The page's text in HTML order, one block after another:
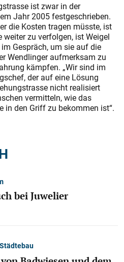
ist zwar in der
Jahr 2005 festgeschrieben.
die Kosten tragen müsste, ist
zu verfolgen, ist Weigel
Gespräch, um sie auf die
Wendlinger aufmerksam zu
kämpfen. „Wir sind im
der auf eine Lösung
nicht realisiert
vermitteln, wie das
in den Griff zu bekommen ist“.
bei Juwelier
Städtebau